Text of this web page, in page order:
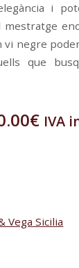
i
vi negre
que
€ IVA
Vega Sicilia